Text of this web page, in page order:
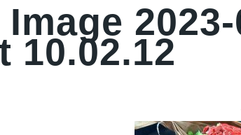
2023-
10.02.12